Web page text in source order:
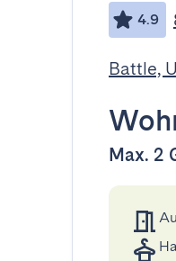
4.9
Battle,
Max. 2